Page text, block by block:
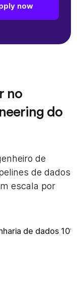
now
no
do
de
de dados
escala por
de dados 101